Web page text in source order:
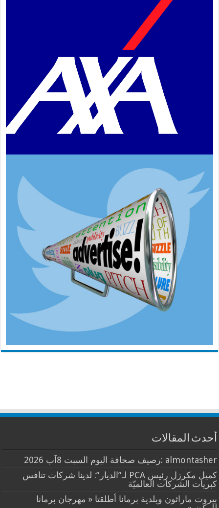
أحدث المقالات
almontasher :رصيف صحافة اليوم السبت 8آب 2026
كميل مكرزل رئيس PCA لـ”الديار”: لدينا شركات تنافس
كبريات الشركات العالميّة
بيروت ماراثون وبلدية برمانا أطلقتا « مهرجان برمانا